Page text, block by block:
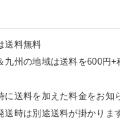
送料無料
州の地域は送料を600円
送料を加えた料金をお知
時は別途送料が掛かりま